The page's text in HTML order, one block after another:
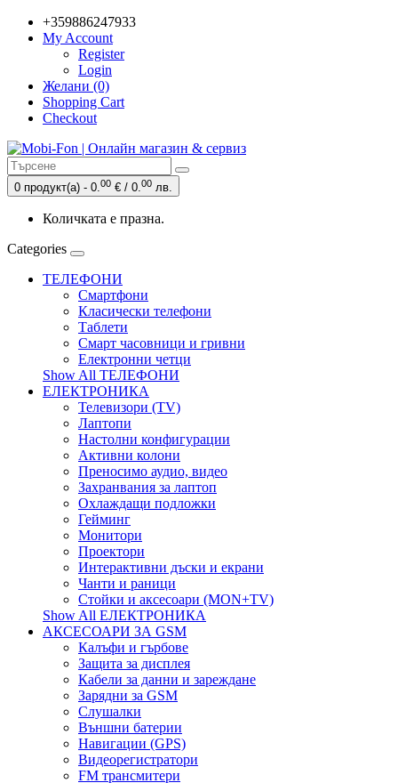
+359886247933
My Account
Register
Login
Желани (0)
Shopping Cart
Checkout
0 продукт(а) - 0.00 € / 0.00 лв.
Количката е празна.
Categories
ТЕЛЕФОНИ
Смартфони
Класически телефони
Таблети
Смарт часовници и гривни
Електронни четци
Show All ТЕЛЕФОНИ
ЕЛЕКТРОНИКА
Телевизори (TV)
Лаптопи
Настолни конфигурации
Активни колони
Преносимо аудио, видео
Захранвания за лаптоп
Охлаждащи подложки
Гейминг
Монитори
Проектори
Интерактивни дъски и екрани
Чанти и раници
Стойки и аксесоари (MON+TV)
Show All ЕЛЕКТРОНИКА
АКСЕСОАРИ ЗА GSM
Калъфи и гърбове
Защита за дисплея
Кабели за данни и зареждане
Зарядни за GSM
Слушалки
Външни батерии
Навигации (GPS)
Видеорегистратори
FM трансмитери